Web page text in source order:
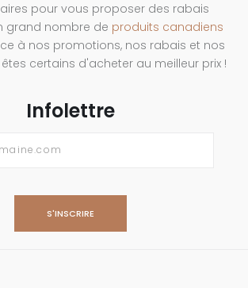
pour vous proposer des rabais
grand nombre de produits canadiens
à nos promotions, nos rabais et nos
certains d'acheter au meilleur prix !
Infolettre